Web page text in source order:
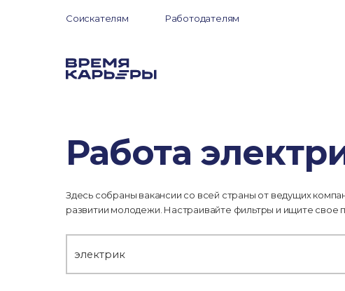
Соискателям Работодателям
Работа
Здесь собраны вакансии со всей страны от ведущих
развитии молодежи. Настраивайте фильтры и ищите свое